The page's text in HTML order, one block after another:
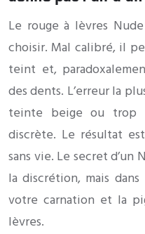
Le rouge à lèvres
choisir. Mal calibré, il
teint et,
des dents. L’erreur la
teinte beige ou trop
discrète. Le résultat
sans vie. Le secret d’un
la discrétion, mais dans
votre carnation et la
lèvres.